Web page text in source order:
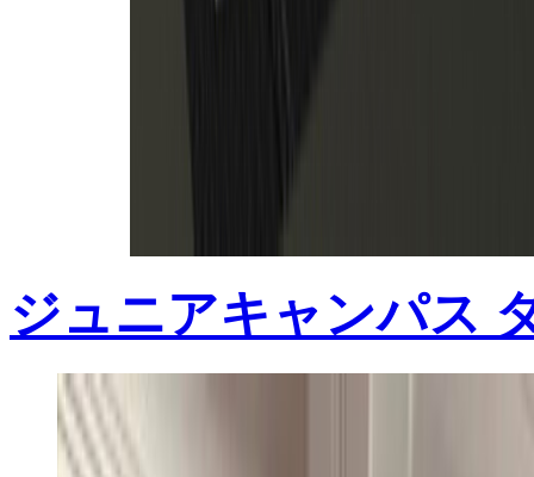
ジュニアキャンパス